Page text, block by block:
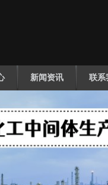
新闻资讯 联系